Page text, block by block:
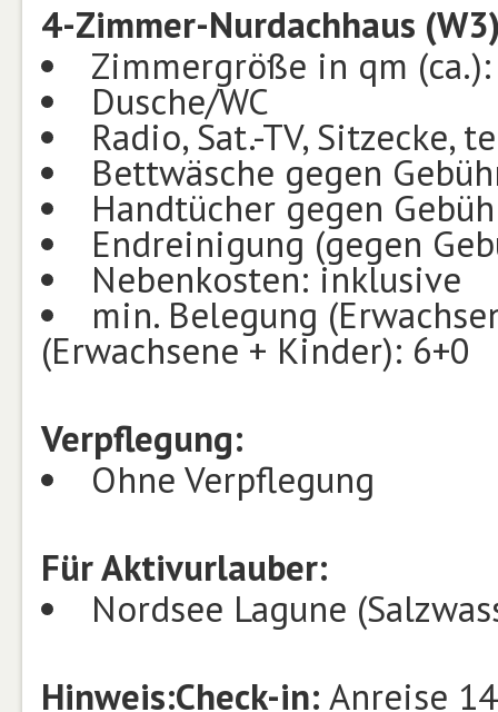
4-Zimmer-Nurdachhaus
Zimmergröße in qm
Dusche/WC
Radio, Sat.-TV, Sitzecke,
Bettwäsche gegen
Handtücher gegen
Endreinigung (gegen
Nebenkosten: inklusive
min. Belegung
(Erwachsene + Kinder): 6+0
Verpflegung:
Ohne Verpflegung
Für Aktivurlauber:
Nordsee Lagune
Hinweis:Check-in: Anreise